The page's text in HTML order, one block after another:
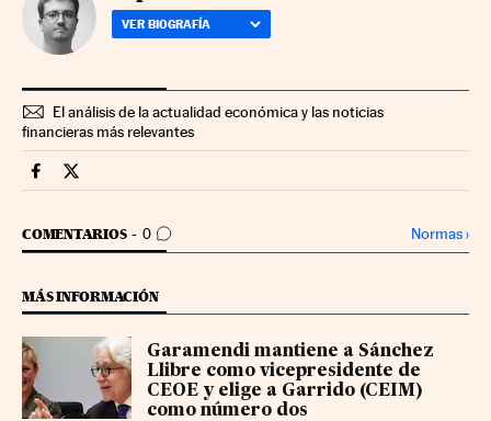
VER BIOGRAFÍA
El análisis de la actualidad económica y las noticias
financieras más relevantes
Economia Cinco Días en Facebook
Economia Cinco Días en Twitter
COMENTARIOS 0
IR A LOS COMENTARIOS Normas›
MÁS INFORMACIÓN
Garamendi mantiene a Sánchez
Llibre como vicepresidente de
CEOE y elige a Garrido (CEIM)
como número dos